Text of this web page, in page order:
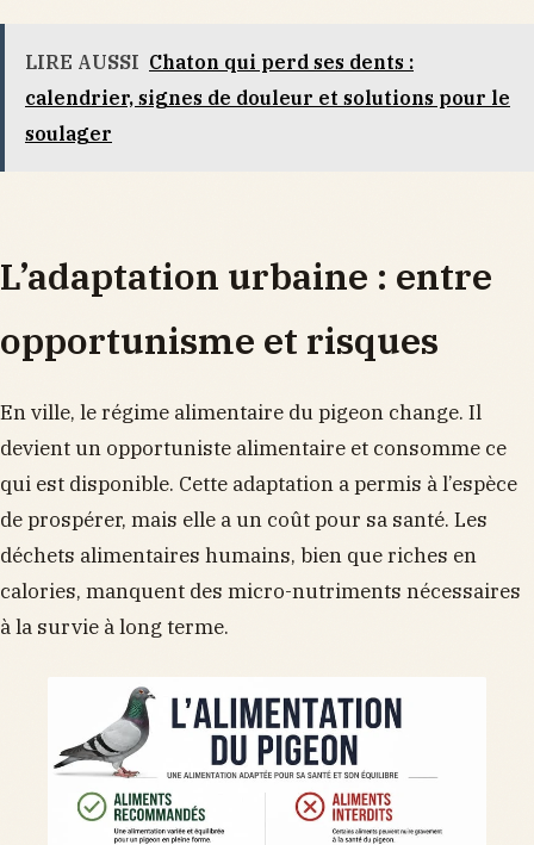
LIRE AUSSI Chaton qui perd ses dents :
calendrier, signes de douleur et solutions pour le
soulager
L’adaptation urbaine : entre
opportunisme et risques
En ville, le régime alimentaire du pigeon change. Il
devient un opportuniste alimentaire et consomme ce
qui est disponible. Cette adaptation a permis à l’espèce
de prospérer, mais elle a un coût pour sa santé. Les
déchets alimentaires humains, bien que riches en
calories, manquent des micro-nutriments nécessaires
à la survie à long terme.